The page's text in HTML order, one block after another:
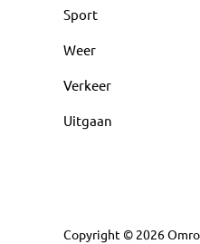
Sport
Weer
Verkeer
Uitgaan
Copyright © 2026